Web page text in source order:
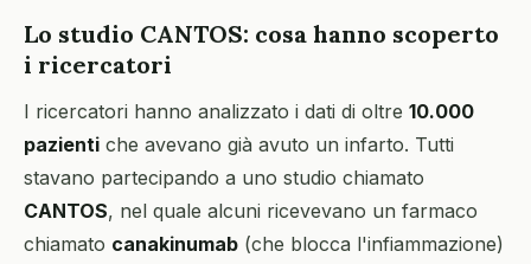
Lo studio CANTOS: cosa hanno scoperto
i ricercatori
I ricercatori hanno analizzato i dati di oltre 10.000
pazienti che avevano già avuto un infarto. Tutti
stavano partecipando a uno studio chiamato
CANTOS, nel quale alcuni ricevevano un farmaco
chiamato canakinumab (che blocca l'infiammazione)